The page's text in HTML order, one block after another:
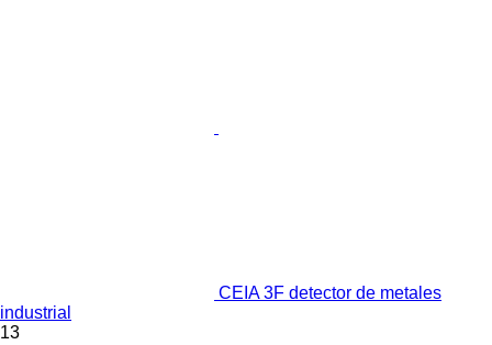
CEIA 3F detector de metales
industrial
13